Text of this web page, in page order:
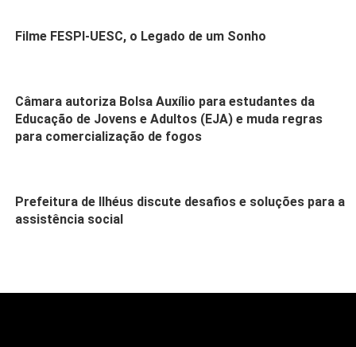
Filme FESPI-UESC, o Legado de um Sonho
Câmara autoriza Bolsa Auxílio para estudantes da
Educação de Jovens e Adultos (EJA) e muda regras
para comercialização de fogos
Prefeitura de Ilhéus discute desafios e soluções para a
assistência social